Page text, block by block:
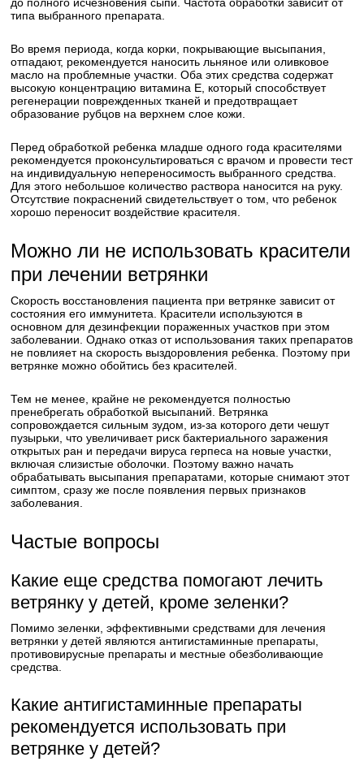
типа выбранного препарата.
Во время периода, когда корки, покрывающие высыпания,
отпадают, рекомендуется наносить льняное или оливковое
масло на проблемные участки. Оба этих средства содержат
высокую концентрацию витамина Е, который способствует
регенерации поврежденных тканей и предотвращает
образование рубцов на верхнем слое кожи.
Перед обработкой ребенка младше одного года красителями
рекомендуется проконсультироваться с врачом и провести тест
на индивидуальную непереносимость выбранного средства.
Для этого небольшое количество раствора наносится на руку.
Отсутствие покраснений свидетельствует о том, что ребенок
хорошо переносит воздействие красителя.
Можно ли не использовать красители
при лечении ветрянки
Скорость восстановления пациента при ветрянке зависит от
состояния его иммунитета. Красители используются в
основном для дезинфекции пораженных участков при этом
заболевании. Однако отказ от использования таких препаратов
не повлияет на скорость выздоровления ребенка. Поэтому при
ветрянке можно обойтись без красителей.
Тем не менее, крайне не рекомендуется полностью
пренебрегать обработкой высыпаний. Ветрянка
сопровождается сильным зудом, из-за которого дети чешут
пузырьки, что увеличивает риск бактериального заражения
открытых ран и передачи вируса герпеса на новые участки,
включая слизистые оболочки. Поэтому важно начать
обрабатывать высыпания препаратами, которые снимают этот
симптом, сразу же после появления первых признаков
заболевания.
Частые вопросы
Какие еще средства помогают лечить
ветрянку у детей, кроме зеленки?
Помимо зеленки, эффективными средствами для лечения
ветрянки у детей являются антигистаминные препараты,
противовирусные препараты и местные обезболивающие
средства.
Какие антигистаминные препараты
рекомендуется использовать при
ветрянке у детей?